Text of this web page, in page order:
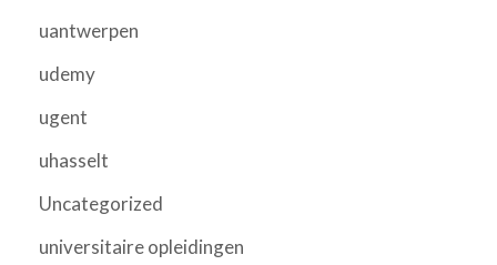
uantwerpen
udemy
ugent
uhasselt
Uncategorized
universitaire opleidingen